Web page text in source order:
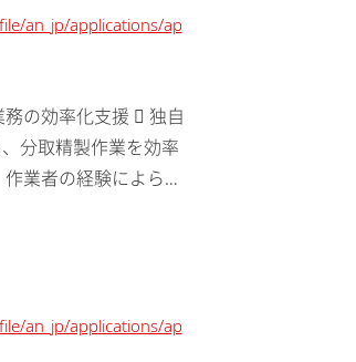
an_jp/applications/ap
の効率化支援  独自
分取精製作業を効率
業者の経験によらず
an_jp/applications/ap